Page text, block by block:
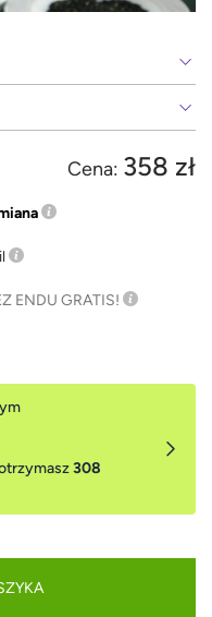
Cena: 358 zł
ENDU GRATIS!
308